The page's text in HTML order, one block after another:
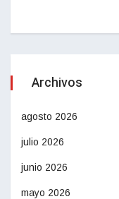
Archivos
agosto 2026
julio 2026
junio 2026
mayo 2026